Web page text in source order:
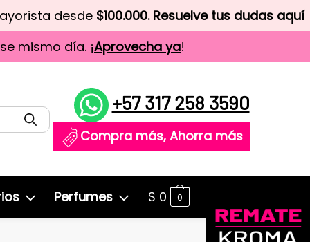
desde $100.000. Resuelve tus dudas aquí
mismo día. ¡Aprovecha ya!
+57 317 258 3590
Compra más, Ahorra más
Perfumes $ 0 0